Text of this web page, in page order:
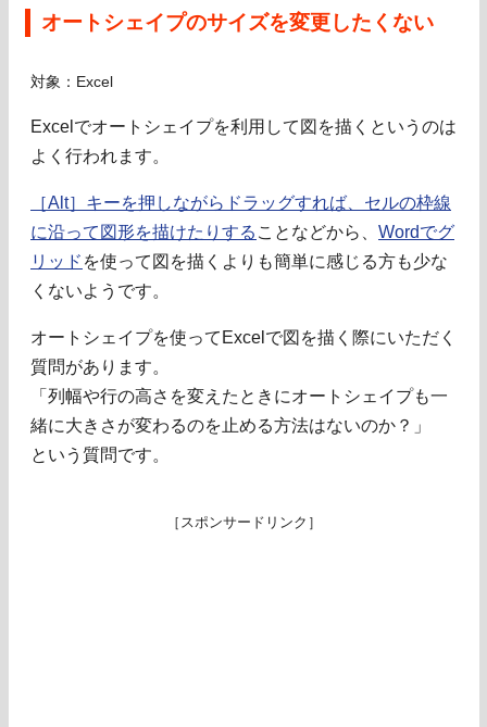
オートシェイプのサイズを変更したくない
対象：Excel
Excelでオートシェイプを利用して図を描くというのは
よく行われます。
［Alt］キーを押しながらドラッグすれば、セルの枠線
に沿って図形を描けたりする ことなどから、 Wordでグ
リッド を使って図を描くよりも簡単に感じる方も少な
くないようです。
オートシェイプを使ってExcelで図を描く際にいただく
質問があります。
「列幅や行の高さを変えたときにオートシェイプも一
緒に大きさが変わるのを止める方法はないのか？」
という質問です。
［スポンサードリンク］